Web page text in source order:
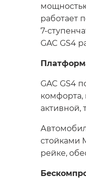
работает
7-
GAC GS4
GAC GS4
комфорта,
активной,
стойками
рейке,